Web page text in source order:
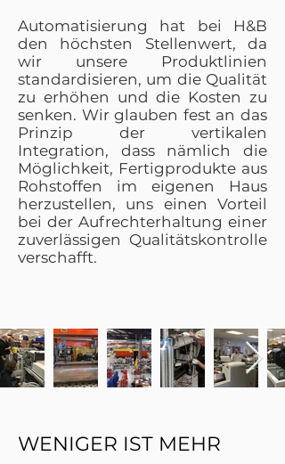
Automatisierung hat bei H&B
den höchsten Stellenwert, da
wir unsere Produktlinien
standardisieren, um die Qualität
zu erhöhen und die Kosten zu
senken. Wir glauben fest an das
Prinzip der vertikalen
Integration, dass nämlich die
Möglichkeit, Fertigprodukte aus
Rohstoffen im eigenen Haus
herzustellen, uns einen Vorteil
bei der Aufrechterhaltung einer
zuverlässigen Qualitätskontrolle
verschafft.
WENIGER IST MEHR